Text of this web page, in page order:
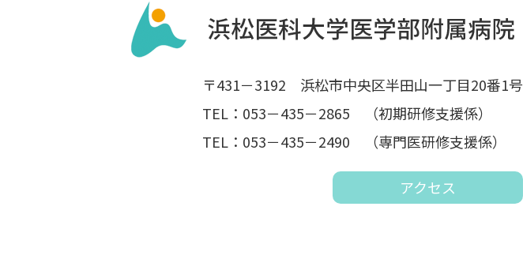
〒431－3192 浜松市中央区半田山一丁目20番1号
TEL：053－435－2865 （初期研修支援係）
TEL：053－435－2490 （専門医研修支援係）
アクセス